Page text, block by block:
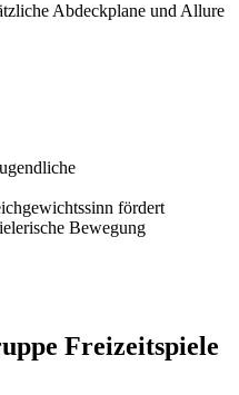
Abdeckplane und Allure
fördert
Bewegung
Freizeitspiele